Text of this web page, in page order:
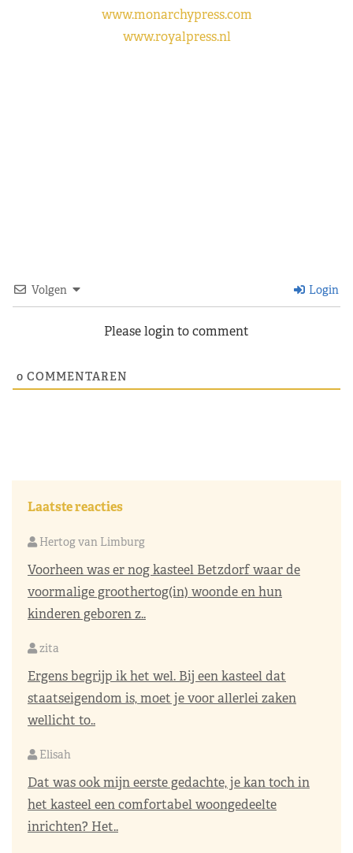
www.monarchypress.com
www.royalpress.nl
Volgen Login
Please login to comment
0 COMMENTAREN
Laatste reacties
Hertog van Limburg
Voorheen was er nog kasteel Betzdorf waar de
voormalige groothertog(in) woonde en hun
kinderen geboren z..
zita
Ergens begrijp ik het wel. Bij een kasteel dat
staatseigendom is, moet je voor allerlei zaken
wellicht to..
Elisah
Dat was ook mijn eerste gedachte, je kan toch in
het kasteel een comfortabel woongedeelte
inrichten? Het..